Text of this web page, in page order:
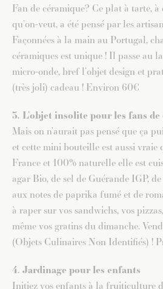
Fan de céramique? Ce plat à tarte, à
qu’on-veut, a été pensé par les
Façonnées à la main au Portugal,
céramiques est unique ! Il passe au
micro-onde, bref l’objet design et
(très joli) cadeau ! Environ 60€
3. L’objet insolite pour les fans
Mais on n’aurait pas pensé que ça
et cette mini bouteille est aussi vraie
France et 100% naturelle elle est
agar Bio, de sel de Guérande IGP,
aux notes de paprika fumé et de
à raper sur vos sandwichs, vos
même vos gratins du dimanche.
(Objets Culinaires Non Identifiés) !
4. Jardinage pour les enfants
Initiez vos enfants à la fruiticulture